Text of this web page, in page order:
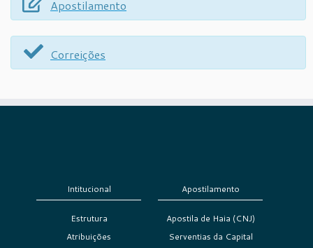
Apostilamento
Correições
Intitucional
Estrutura
Atribuições
Apostilamento
Apostila de Haia (CNJ)
Serventias da Capital